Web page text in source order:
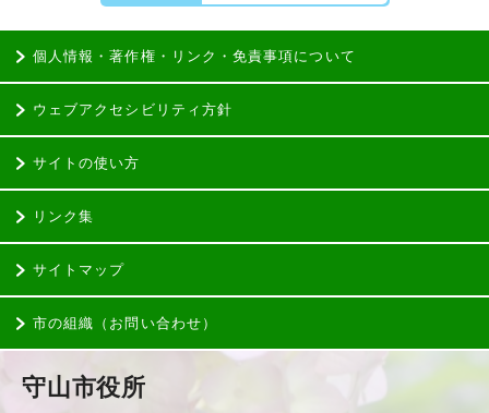
個人情報・著作権・リンク・免責事項について
ウェブアクセシビリティ方針
サイトの使い方
リンク集
サイトマップ
市の組織（お問い合わせ）
守山市役所